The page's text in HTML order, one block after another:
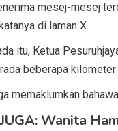
mesej-mesej
di laman X.
itu, Ketua
beberapa kilometer
memaklumkan
Wanita